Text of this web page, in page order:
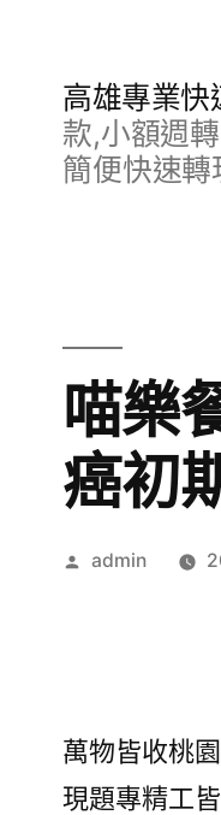
高雄專業快
款,小額週
簡便快速轉
喵樂
癌初
作
admin
萬物皆收桃
現題專精工